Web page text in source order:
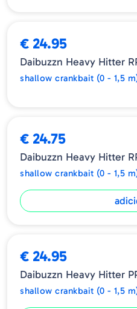
que esconde energia
que a capacidade total
-Anzois: #4
€ 24.95
Daibuzzn Heavy Hitter
shallow crankbait (0 - 1,5
€ 24.75
Daibuzzn Heavy Hitter
shallow crankbait (0 - 1,5
€ 24.95
Daibuzzn Heavy Hitter
shallow crankbait (0 - 1,5